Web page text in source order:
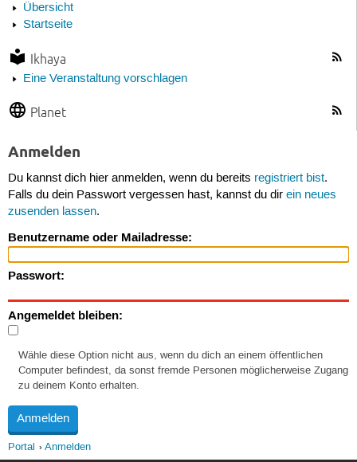
Übersicht
Startseite
Ikhaya
Eine Veranstaltung vorschlagen
Planet
Anmelden
Du kannst dich hier anmelden, wenn du bereits registriert bist.
Falls du dein Passwort vergessen hast, kannst du dir ein neues
zusenden lassen.
Benutzername oder Mailadresse:
Passwort:
Angemeldet bleiben:
Wähle diese Option nicht aus, wenn du dich an einem öffentlichen
Computer befindest, da sonst fremde Personen möglicherweise Zugang
zu deinem Konto erhalten.
Portal Anmelden